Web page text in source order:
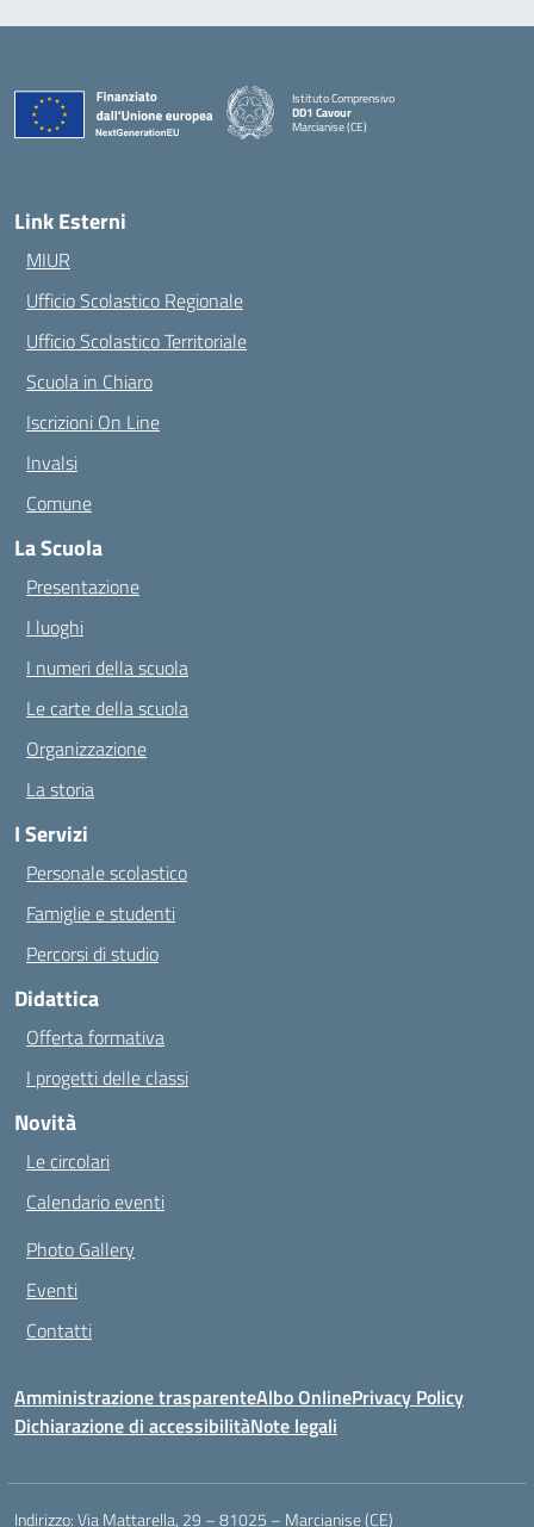
Istituto Comprensivo
DD1 Cavour
Marcianise (CE)
Link Esterni
MIUR
Ufficio Scolastico Regionale
Ufficio Scolastico Territoriale
Scuola in Chiaro
Iscrizioni On Line
Invalsi
Comune
La Scuola
Presentazione
I luoghi
I numeri della scuola
Le carte della scuola
Organizzazione
La storia
I Servizi
Personale scolastico
Famiglie e studenti
Percorsi di studio
Didattica
Offerta formativa
I progetti delle classi
Novità
Le circolari
Calendario eventi
Photo Gallery
Eventi
Contatti
Amministrazione trasparenteAlbo OnlinePrivacy Policy
Dichiarazione di accessibilitàNote legali
Indirizzo:Via Mattarella, 29 – 81025 – Marcianise (CE)